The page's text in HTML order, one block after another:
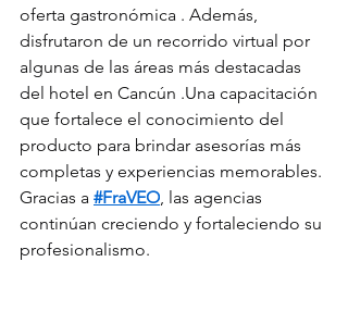
oferta gastronómica . Además,
disfrutaron de un recorrido virtual por
algunas de las áreas más destacadas
del hotel en Cancún .Una capacitación
que fortalece el conocimiento del
producto para brindar asesorías más
completas y experiencias memorables.
Gracias a #FraVEO, las agencias
continúan creciendo y fortaleciendo su
profesionalismo.